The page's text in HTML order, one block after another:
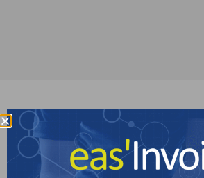
A qui s'adresse cette
La solution StreamServe Chorus Pack